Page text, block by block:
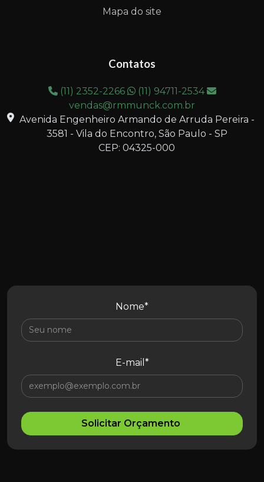
Mapa do site
Contatos
(11) 2352-2266
(11) 94711-2534
vendas@rmmunck.com.br
Avenida Engenheiro Armando de Arruda Pereira -
3581 - Vila do Encontro, São Paulo - SP
CEP: 04325-000
Nome*
E-mail*
Solicitar Orçamento